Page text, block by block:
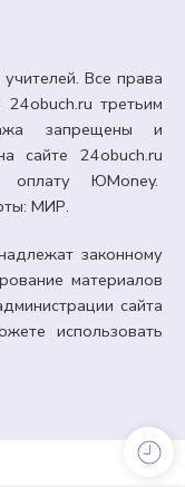
Все права
третьим
запрещены и
сайте 24obuch.ru
оплату ЮMoney.
МИР.
законному
материалов
сайта
использовать